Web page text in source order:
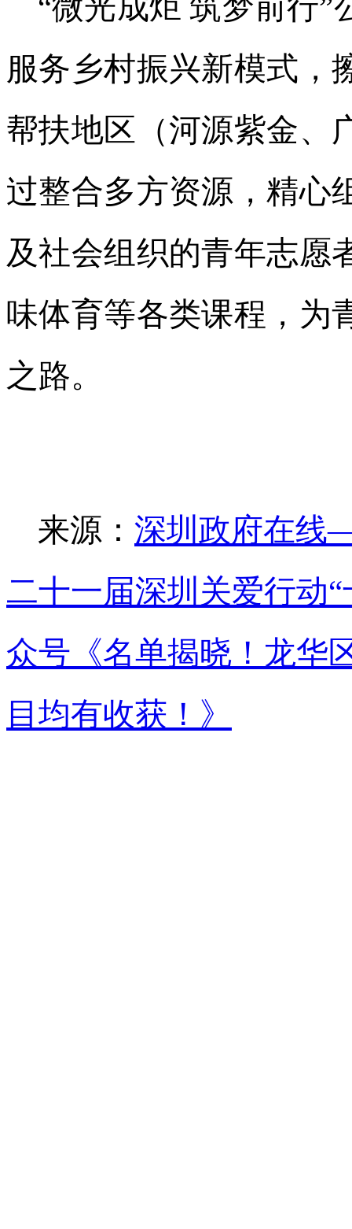
服务乡村振兴新模式，
帮扶地区（河源紫金、
过整合多方资源，精心
及社会组织的青年志愿
味体育等各类课程，为
之路。
来源： 深圳政府在线
二十一届深圳关爱行动
众号《名单揭晓！龙华
目均有收获！》